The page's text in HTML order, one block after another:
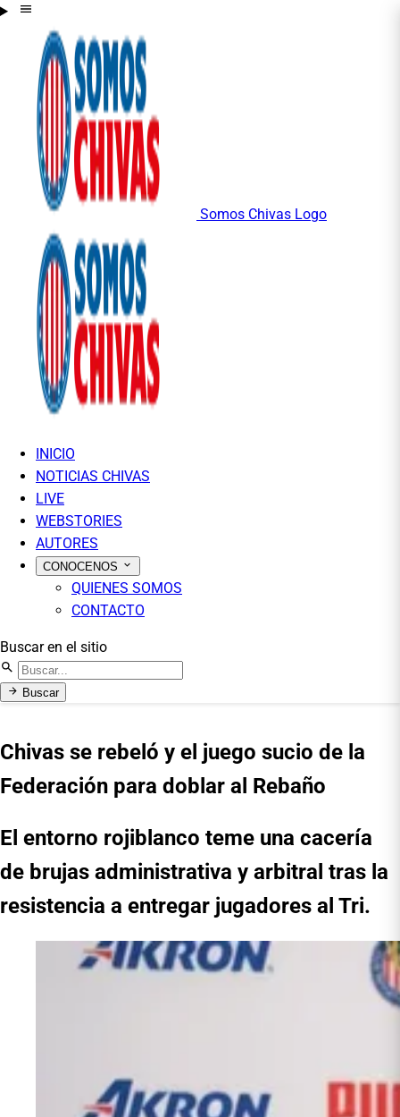
Somos Chivas Logo
INICIO
NOTICIAS CHIVAS
LIVE
WEBSTORIES
AUTORES
CONOCENOS
QUIENES SOMOS
CONTACTO
Buscar en el sitio
Buscar
Chivas se rebeló y el juego sucio de la
Federación para doblar al Rebaño
El entorno rojiblanco teme una cacería
de brujas administrativa y arbitral tras la
resistencia a entregar jugadores al Tri.